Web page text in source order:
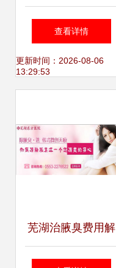
的最佳时机与年龄
选择
查看详情
更新时间：2026-08-06
13:29:53
芜湖治腋臭费用解
析 狐臭手术价格参